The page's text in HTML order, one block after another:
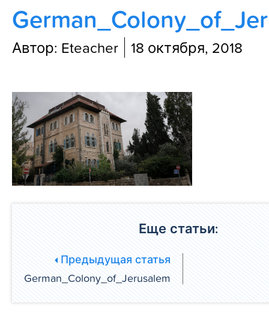
Блог
Автор: Eteacher 18 октября, 2018
Еще статьи:
Предыдущая статья
German_Colony_of_Jerusalem